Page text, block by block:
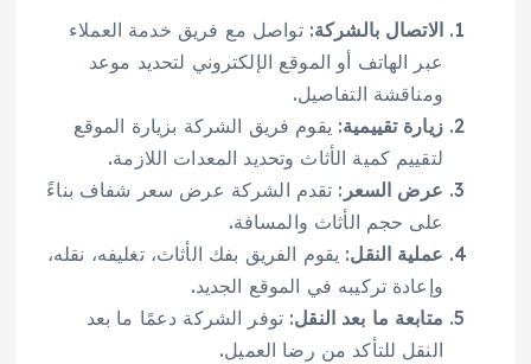
الاتصال بالشركة: تواصل مع فريق خدمة العملاء
عبر الهاتف أو الموقع الإلكتروني لتحديد موعد
ومناقشة التفاصيل.
زيارة تقييمية: يقوم فريق الشركة بزيارة الموقع
لتقييم كمية الأثاث وتحديد المعدات اللازمة.
عرض السعر : تقدم الشركة عرض سعر شفاف بناءً
على حجم الأثاث والمسافة.
عملية النقل: يقوم الفريق بفك الأثاث، تغليفه، نقله،
وإعادة تركيبه في الموقع الجديد.
متابعة ما بعد النقل: توفر الشركة دعمًا ما بعد
النقل للتأكد من رضا العميل.